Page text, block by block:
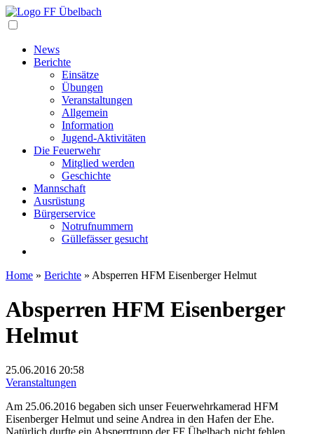
News
Berichte
Einsätze
Übungen
Veranstaltungen
Allgemein
Information
Jugend-Aktivitäten
Die Feuerwehr
Mitglied werden
Geschichte
Mannschaft
Ausrüstung
Bürgerservice
Notrufnummern
Güllefässer gesucht
Home » Berichte » Absperren HFM Eisenberger Helmut
Absperren HFM Eisenberger
Helmut
25.06.2016 20:58
Veranstaltungen
Am 25.06.2016 begaben sich unser Feuerwehrkamerad HFM
Eisenberger Helmut und seine Andrea in den Hafen der Ehe.
Natürlich durfte ein Absperrtrupp der FF Übelbach nicht fehlen.